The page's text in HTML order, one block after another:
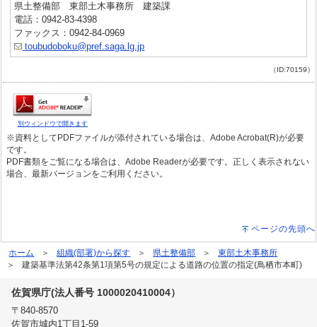
県土整備部 東部土木事務所 建築課
電話：0942-83-4398
ファックス：0942-84-0969
toubudoboku@pref.saga.lg.jp
（ID:70159）
別ウィンドウで開きます
※資料としてPDFファイルが添付されている場合は、Adobe Acrobat(R)が必要
です。
PDF書類をご覧になる場合は、Adobe Readerが必要です。正しく表示されない
場合、最新バージョンをご利用ください。
ページの先頭へ
ホーム 組織(部署)から探す 県土整備部
東部土木事務所
建築基準法第42条第1項第5号の規定による道路の位置の指定(鳥栖市本町)
佐賀県庁(法人番号 1000020410004）
〒840-8570
佐賀市城内1丁目1-59